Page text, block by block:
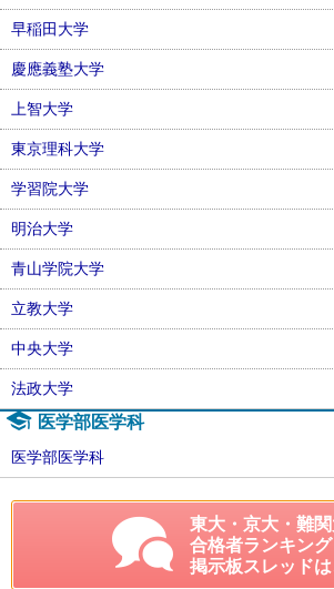
早稲田大学
慶應義塾大学
上智大学
東京理科大学
学習院大学
明治大学
青山学院大学
立教大学
中央大学
法政大学
医学部医学科
医学部医学科
東大・京大・難
合格者ランキング
掲示板スレッド